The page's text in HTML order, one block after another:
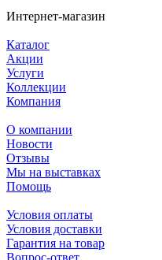
Интернет-магазин
Каталог
Акции
Услуги
Коллекции
Компания
О компании
Новости
Отзывы
Мы на выставках
Помощь
Условия оплаты
Условия доставки
Гарантия на товар
Вопрос-ответ